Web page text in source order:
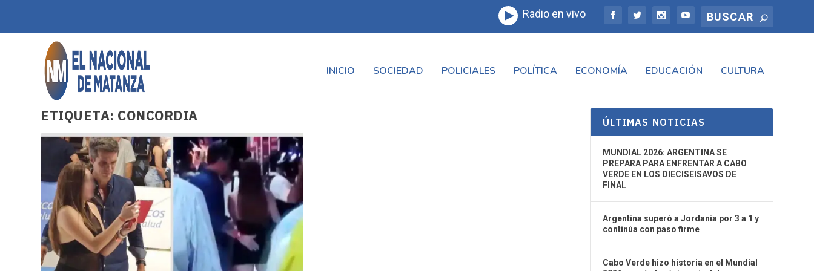
Radio en vivo
INICIO SOCIEDAD POLICIALES POLÍTICA ECONOMÍA EDUCACIÓN CULTURA
ETIQUETA: CONCORDIA ÚLTIMAS NOTICIAS
MUNDIAL 2026: ARGENTINA SE
PREPARA PARA ENFRENTAR A CABO
VERDE EN LOS DIECISEISAVOS DE
FINAL
Argentina superó a Jordania por 3 a 1 y
continúa con paso firme
Cabo Verde hizo historia en el Mundial